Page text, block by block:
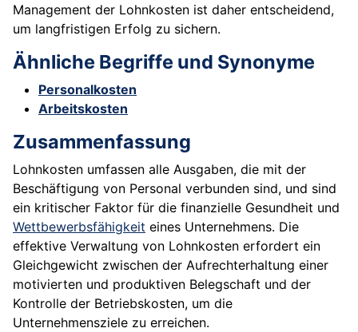
Management der Lohnkosten ist daher entscheidend,
um langfristigen Erfolg zu sichern.
Ähnliche Begriffe und Synonyme
Personalkosten
Arbeitskosten
Zusammenfassung
Lohnkosten umfassen alle Ausgaben, die mit der
Beschäftigung von Personal verbunden sind, und sind
ein kritischer Faktor für die finanzielle Gesundheit und
Wettbewerbsfähigkeit eines Unternehmens. Die
effektive Verwaltung von Lohnkosten erfordert ein
Gleichgewicht zwischen der Aufrechterhaltung einer
motivierten und produktiven Belegschaft und der
Kontrolle der Betriebskosten, um die
Unternehmensziele zu erreichen.